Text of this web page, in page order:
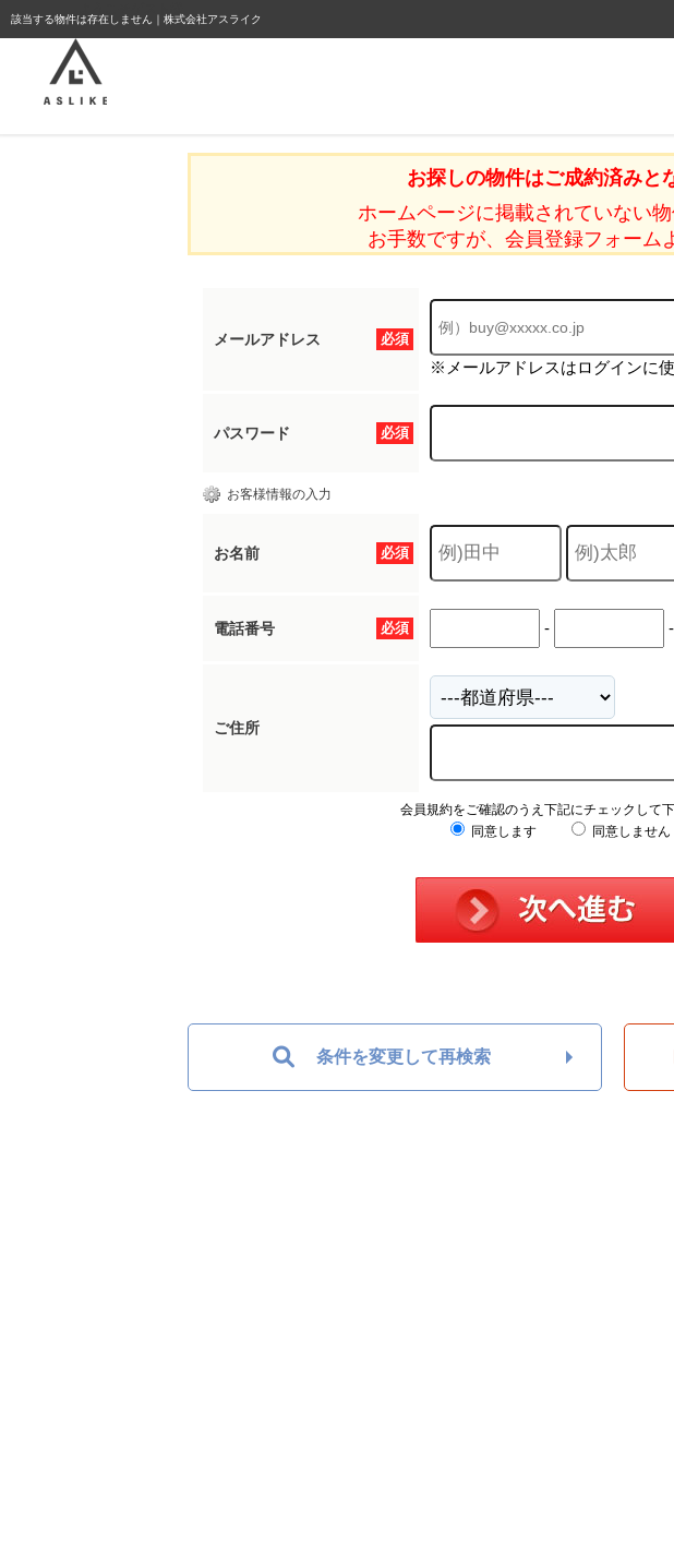
該当する物件は存在しません｜株式会社アスライク
お探しの物件はご成約済みと
ホームページに掲載されていない物
お手数ですが、会員登録フォーム
必須
メールアドレス
※メールアドレスはログインに使
必須
パスワード
お客様情報の入力
必須
お名前
必須
電話番号 - -
ご住所
会員規約をご確認のうえ下記にチェックして下
同意します
同意しません
条件を変更して再検索